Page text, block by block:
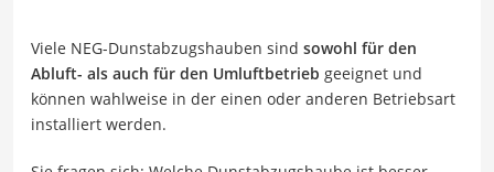
Viele NEG-Dunstabzugshauben sind sowohl für den
Abluft- als auch für den Umluftbetrieb geeignet und
können wahlweise in der einen oder anderen Betriebsart
installiert werden.